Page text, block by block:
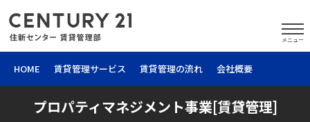
メニュー
HOME 賃貸管理サービス 賃貸管理の流れ 会社概要
プロパティマネジメント事業[賃貸管理]